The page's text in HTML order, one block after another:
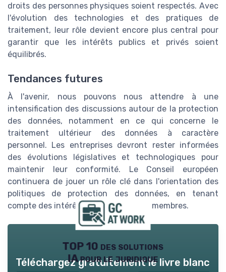
droits des personnes physiques soient respectés. Avec
l'évolution des technologies et des pratiques de
traitement, leur rôle devient encore plus central pour
garantir que les intérêts publics et privés soient
équilibrés.
Tendances futures
À l'avenir, nous pouvons nous attendre à une
intensification des discussions autour de la protection
des données, notamment en ce qui concerne le
traitement ultérieur des données à caractère
personnel. Les entreprises devront rester informées
des évolutions législatives et technologiques pour
maintenir leur conformité. Le Conseil européen
continuera de jouer un rôle clé dans l'orientation des
politiques de protection des données, en tenant
compte des intérêts de tous les États membres.
TOP 10 des solutions
IA pour le juridique
Téléchargez gratuitement le livre blanc